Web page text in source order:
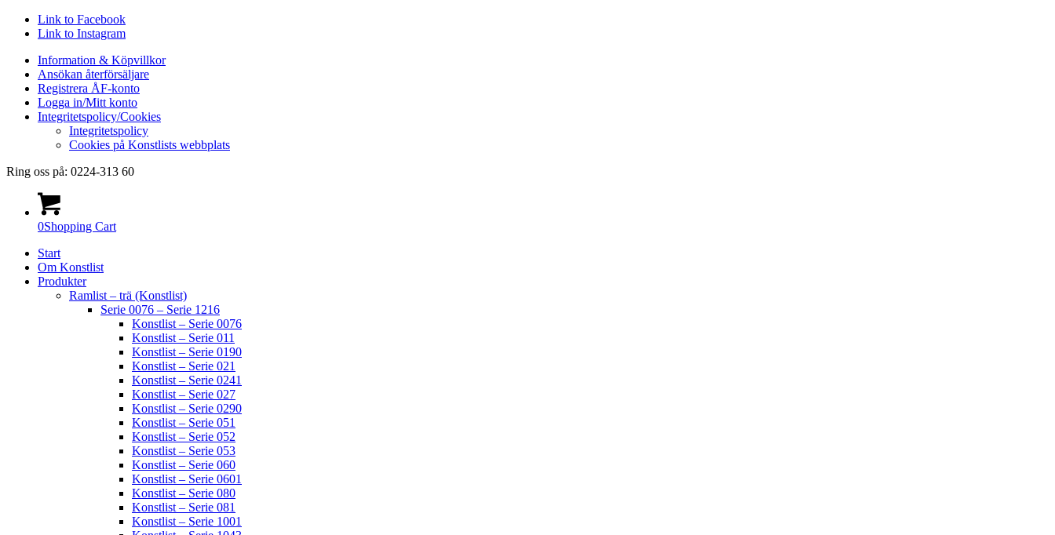
Link to Facebook
Link to Instagram
Information & Köpvillkor
Ansökan återförsäljare
Registrera ÅF-konto
Logga in/Mitt konto
Integritetspolicy/Cookies
Integritetspolicy
Cookies på Konstlists webbplats
Ring oss på: 0224-313 60
0Shopping Cart
Start
Om Konstlist
Produkter
Ramlist – trä (Konstlist)
Serie 0076 – Serie 1216
Konstlist – Serie 0076
Konstlist – Serie 011
Konstlist – Serie 0190
Konstlist – Serie 021
Konstlist – Serie 0241
Konstlist – Serie 027
Konstlist – Serie 0290
Konstlist – Serie 051
Konstlist – Serie 052
Konstlist – Serie 053
Konstlist – Serie 060
Konstlist – Serie 0601
Konstlist – Serie 080
Konstlist – Serie 081
Konstlist – Serie 1001